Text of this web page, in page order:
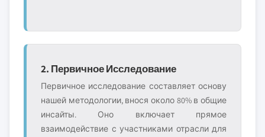
2. Первичное Исследование
Первичное исследование составляет основу
нашей методологии, внося около 80% в общие
инсайты. Оно включает прямое
взаимодействие с участниками отрасли для